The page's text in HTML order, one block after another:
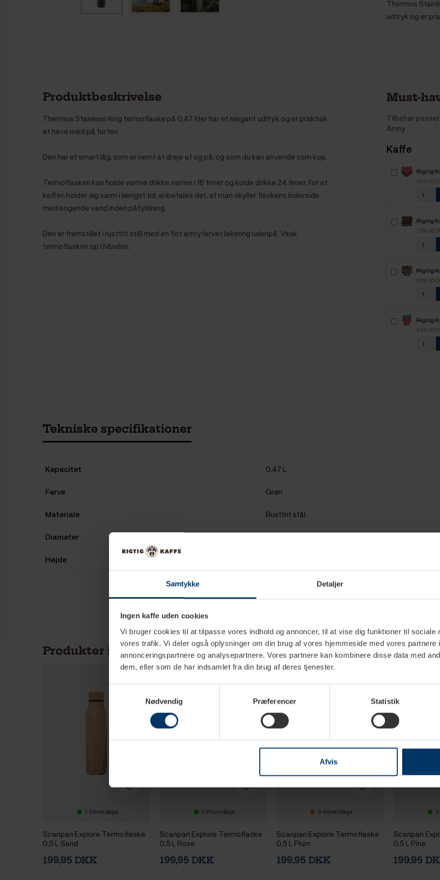
Samtykke Detaljer
Ingen kaffe uden cookies
Vi bruger cookies til at tilpasse vores indhold og annoncer, til at vise dig funktioner til sociale
vores trafik. Vi deler også oplysninger om din brug af vores hjemmeside med vores partnere
annonceringspartnere og analysepartnere. Vores partnere kan kombinere disse data med
dem, eller som de har indsamlet fra din brug af deres tjenester.
Nødvendig
Præferencer Statistik
Afvis
Thermos
udtryk og er
Produktbeskrivelse
Thermos Stainless King termoflaske på 0,47 liter har et elegant udtryk og er praktisk
at have med på farten.
Den har et smart låg, som er nemt at dreje af og på, og som du kan anvende som kop.
Termoflasken kan holde varme drikke varme i 18 timer og kolde drikke 24 timer. For at
kaffen holder sig varm i længst tid, anbefales det, at man skyller flaskens inderside
med kogende vand inden påfyldning.
Den er fremstillet i rustfrit stål med en flot armyfarvet lakering udenpå. Vask
termoflasken op i hånden.
Must-
Tilbehør
Army
Kaffe
Rigtig
Intenso
999,00
Rigtig
799,95
Rigtig
2,1kg
599,95
Rigtig
2,5kg
649,95
Tekniske specifikationer
Kapacitet 0,47 L
Farve Grøn
Materiale Rustfrit stål
Diameter
Højde
Produkter i samme kategori
1-2 hverdage
Scanpan Explore Termoflaske
0,5 L Sand
199,95 DKK
1-2 hverdage
Scanpan Explore Termoflaske
0,5 L Rose
199,95 DKK
2-4 hverdage
Scanpan Explore Termoflaske
0,5 L Plum
199,95 DKK
Scanpan
0,5 L Pine
199,95